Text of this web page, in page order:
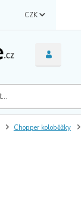
CZK
Chopper koloběžky